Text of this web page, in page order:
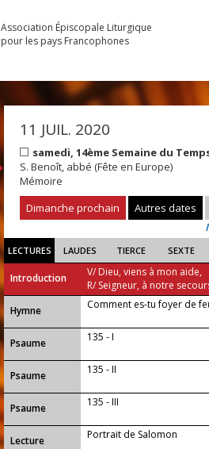
Association Épiscopale Liturgique
pour les pays Francophones
11 JUIL. 2020
samedi, 14ème Semaine du
S. Benoît, abbé (Fête en Europe)
Mémoire
Dimanche prochain
Autres dates
LECTURES LAUDES TIERCE SEXTE
Introduction
V/ Dieu, viens à mon aide,
R/ Seigneur, à notre
...
Hymne Comment es-tu foyer de
Psaume 135 - I
Psaume 135 - II
Psaume 135 - III
Lecture Portrait de Salomon